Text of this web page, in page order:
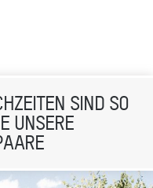
SIND SO
UNSERE